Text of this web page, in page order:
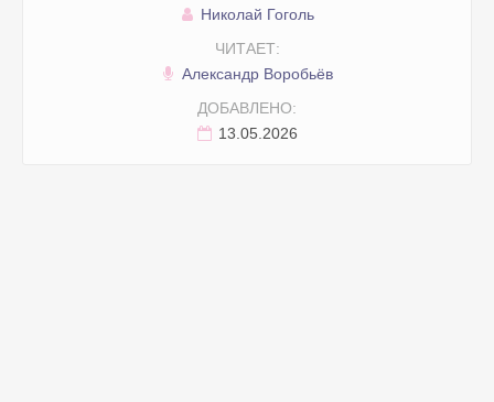
Николай Гоголь
ЧИТАЕТ:
Александр Воробьёв
ДОБАВЛЕНО:
13.05.2026